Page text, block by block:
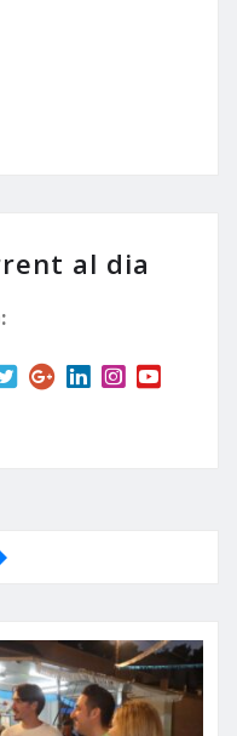
al dia